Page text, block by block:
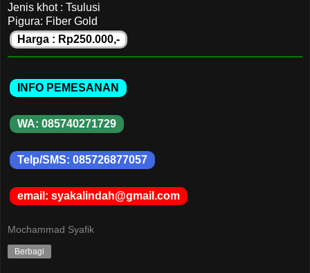
Jenis khot : Tsulusi
Pigura: Fiber Gold
Harga : Rp250.000,-
INFO PEMESANAN
WA: 085740271729
Telp/SMS: 085726877057
email: syakalindah@gmail.com
Mochammad Syafik
Berbagi